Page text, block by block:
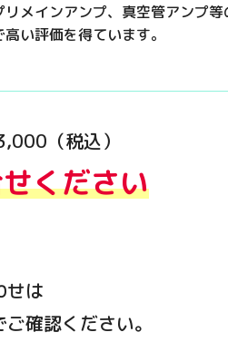
リメインアンプ、真空管アンプ
高い評価を得ています。
（税込）
ください
せは
確認ください。